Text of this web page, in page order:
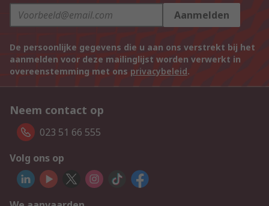
Aanmelden
De persoonlijke gegevens die u aan ons verstrekt bij het
aanmelden voor deze mailinglijst worden verwerkt in
overeenstemming met ons privacybeleid.
Neem contact op
023 51 66 555
Volg ons op